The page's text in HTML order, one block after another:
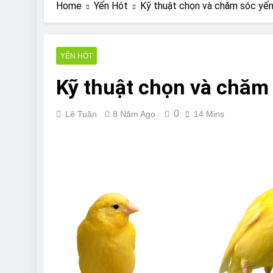
Are Bulldogs
7 Năm Ago
Can Bulldogs
7 Năm Ago
Home Yến Hót Kỹ thuật chọn và chăm sóc
YẾN HÓT
Kỹ thuật chọn và
Lê Tuân 8 Năm Ago 0 14 Mins